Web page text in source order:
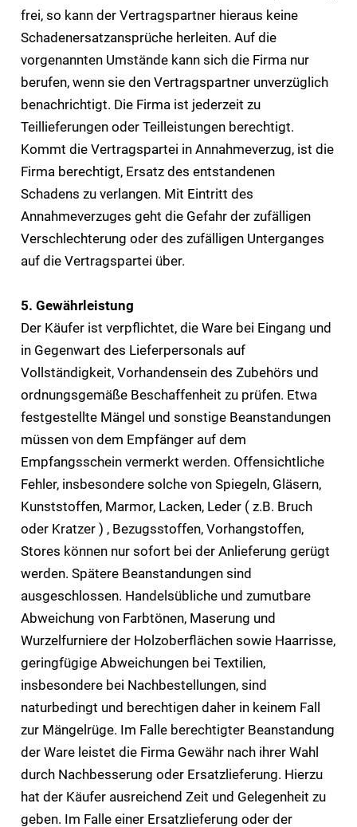
frei, so kann der Vertragspartner hieraus keine
Schadenersatzansprüche herleiten. Auf die
vorgenannten Umstände kann sich die Firma nur
berufen, wenn sie den Vertragspartner unverzüglich
benachrichtigt. Die Firma ist jederzeit zu
Teillieferungen oder Teilleistungen berechtigt.
Kommt die Vertragspartei in Annahmeverzug, ist die
Firma berechtigt, Ersatz des entstandenen
Schadens zu verlangen. Mit Eintritt des
Annahmeverzuges geht die Gefahr der zufälligen
Verschlechterung oder des zufälligen Unterganges
auf die Vertragspartei über.
5. Gewährleistung
Der Käufer ist verpflichtet, die Ware bei Eingang und
in Gegenwart des Lieferpersonals auf
Vollständigkeit, Vorhandensein des Zubehörs und
ordnungsgemäße Beschaffenheit zu prüfen. Etwa
festgestellte Mängel und sonstige Beanstandungen
müssen von dem Empfänger auf dem
Empfangsschein vermerkt werden. Offensichtliche
Fehler, insbesondere solche von Spiegeln, Gläsern,
Kunststoffen, Marmor, Lacken, Leder ( z.B. Bruch
oder Kratzer ) , Bezugsstoffen, Vorhangstoffen,
Stores können nur sofort bei der Anlieferung gerügt
werden. Spätere Beanstandungen sind
ausgeschlossen. Handelsübliche und zumutbare
Abweichung von Farbtönen, Maserung und
Wurzelfurniere der Holzoberflächen sowie Haarrisse,
geringfügige Abweichungen bei Textilien,
insbesondere bei Nachbestellungen, sind
naturbedingt und berechtigen daher in keinem Fall
zur Mängelrüge. Im Falle berechtigter Beanstandung
der Ware leistet die Firma Gewähr nach ihrer Wahl
durch Nachbesserung oder Ersatzlieferung. Hierzu
hat der Käufer ausreichend Zeit und Gelegenheit zu
geben. Im Falle einer Ersatzlieferung oder der